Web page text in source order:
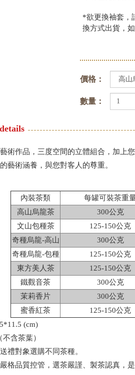
*欲更換袖套，
換方式出貨，
價格：
數量：
術作品，三度空間的立體組合，加上
藝術涵養，與您對客人的尊重。
內裝茶類
每罐可裝茶重
高山烏龍茶
300公克
文山包種茶
125-150公克
奇種烏龍-高山
300公克
奇種烏龍-包種
125-150公克
東方美人茶
125-150公克
鐵觀音茶
300公克
茉莉香片
300公克
蜜香紅茶
125-150公克
(cm)
含茶葉）
禮對象選購不同茶種。
格品質控管，選茶嚴謹、製茶認真，是